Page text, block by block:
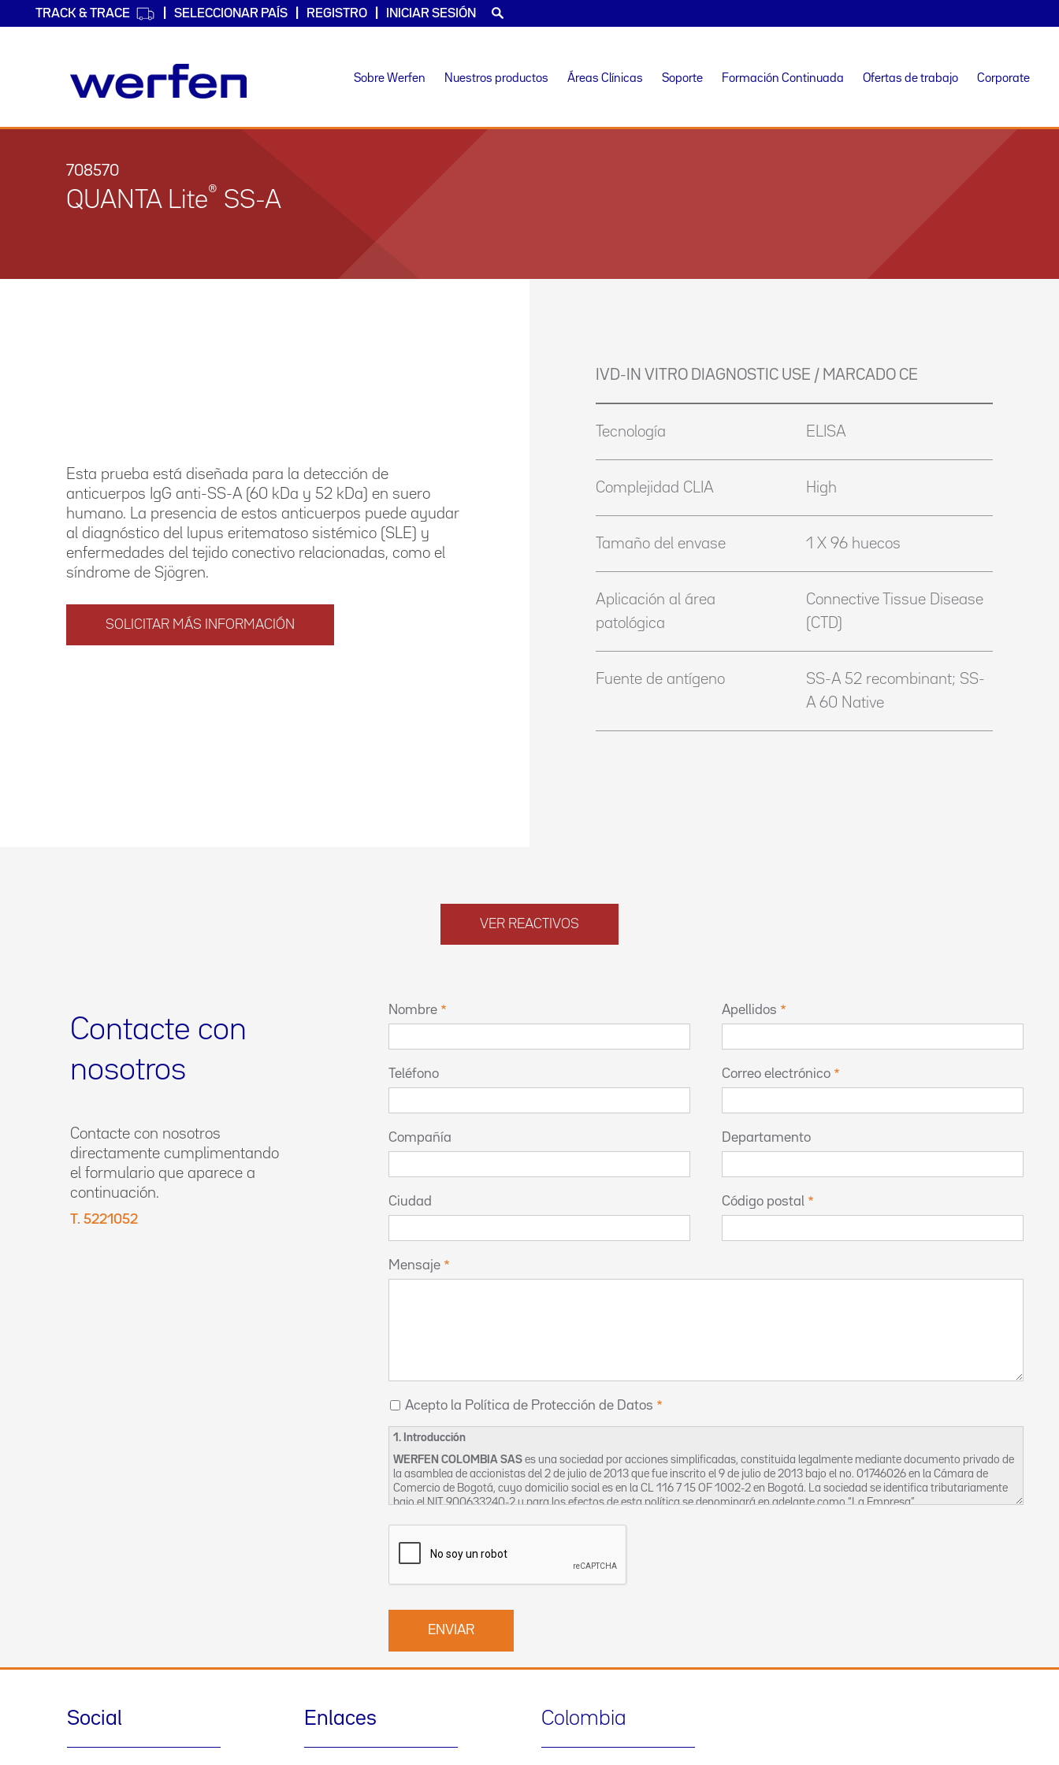
TRACK & TRACE SELECCIONAR PAÍS REGISTRO INICIAR SESIÓN
Sobre Werfen Nuestros productos Áreas Clínicas Soporte Formación Continuada Ofertas de trabajo Corporate
708570
QUANTA Lite® SS-A
Esta prueba está diseñada para la detección de
anticuerpos IgG anti-SS-A (60 kDa y 52 kDa) en suero
humano. La presencia de estos anticuerpos puede ayudar
al diagnóstico del lupus eritematoso sistémico (SLE) y
enfermedades del tejido conectivo relacionadas, como el
síndrome de Sjögren.
SOLICITAR MÁS INFORMACIÓN
IVD-IN VITRO DIAGNOSTIC USE / MARCADO CE
Tecnología ELISA
Complejidad CLIA High
Tamaño del envase 1 X 96 huecos
Aplicación al área
patológica
Connective Tissue Disease
(CTD)
Fuente de antígeno
SS-A 52 recombinant; SS-
A 60 Native
VER REACTIVOS
Contacte con
nosotros
Contacte con nosotros
directamente cumplimentando
el formulario que aparece a
continuación.
T. 5221052
Nombre Apellidos
Teléfono Correo electrónico
Compañía Departamento
Ciudad Código postal
Mensaje
Acepto la Política de Protección de Datos
1. Introducción
WERFEN COLOMBIA SAS es una sociedad por acciones simplificadas, constituida legalmente mediante documento privado de
la asamblea de accionistas del 2 de julio de 2013 que fue inscrito el 9 de julio de 2013 bajo el no. 01746026 en la Cámara de
Comercio de Bogotá, cuyo domicilio social es en la CL 116 7 15 OF 1002-2 en Bogotá. La sociedad se identifica tributariamente
bajo el NIT 900633240-2 y para los efectos de esta política se denominará en adelante como “La Empresa”.
La Empresa, en aras a garantizar el derecho constitucional de habeas data, así como la privacidad, la intimidad y el buen
ha creado el siguiente Manual, en el cual constan las políticas de uso de manejo de la información que La Empresa posee en sus
bases de datos, a efectos de permitir el adecuado ejercicio y protección de los derechos del Titular de la Información, para que en
cualquier tiempo pueda solicitar la corrección, aclaración, modificación y/o supresión de la misma.
actualizada, comprobable y comprensible. Se prohíbe el registro y divulgación de datos parciales, incompletos, fraccionados o
Social Enlaces Colombia